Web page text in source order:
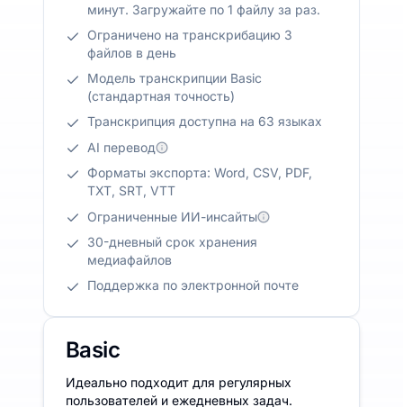
минут. Загружайте по 1 файлу за раз.
Ограничено на транскрибацию 3
файлов в день
Модель транскрипции Basic
(стандартная точность)
Транскрипция доступна на 63 языках
AI перевод
Форматы экспорта: Word, CSV, PDF,
TXT, SRT, VTT
Ограниченные ИИ-инсайты
30-дневный срок хранения
медиафайлов
Поддержка по электронной почте
Basic
Идеально подходит для регулярных
пользователей и ежедневных задач.